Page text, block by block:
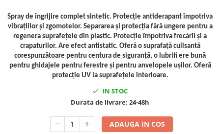
Aparate taiere cu plasma
Autogen
Invertoare Sudura
Magneti fixare sudura
Prese pentru arcuri
Spray de îngrijire complet sintetic. Protecție antiderapant împotriva
vibrațiilor și zgomotelor. Separarea și protecția fără ungere pentru a
regenera suprafețele din plastic. Protecție împotriva frecării și a
crapaturilor. Are efect antistatic. Oferă o suprafață culisantă
corespunzătoare pentru centura de siguranță, o lubrifi ere bună
pentru ghidajele pentru ferestre și pentru anvelopele ușilor. Oferă
protecție UV la suprafețele interioare.
IN STOC
Durata de livrare: 24-48h
ADAUGA IN COS